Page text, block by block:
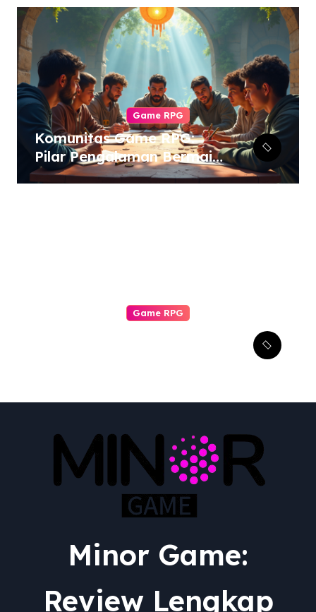
Game RPG
Komunitas Game RPG:
Pilar Pengalaman Bermain
yang Tak Tergantikan
Game RPG
Minor Game:
Review Lengkap